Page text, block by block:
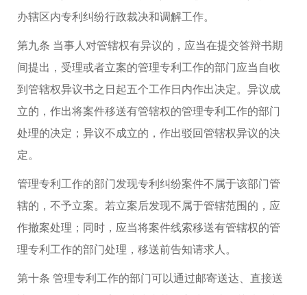
办辖区内专利纠纷行政裁决和调解工作。
第九条 当事人对管辖权有异议的，应当在提交答辩书期
间提出，受理或者立案的管理专利工作的部门应当自收
到管辖权异议书之日起五个工作日内作出决定。异议成
立的，作出将案件移送有管辖权的管理专利工作的部门
处理的决定；异议不成立的，作出驳回管辖权异议的决
定。
管理专利工作的部门发现专利纠纷案件不属于该部门管
辖的，不予立案。若立案后发现不属于管辖范围的，应
作撤案处理；同时，应当将案件线索移送有管辖权的管
理专利工作的部门处理，移送前告知请求人。
第十条 管理专利工作的部门可以通过邮寄送达、直接送